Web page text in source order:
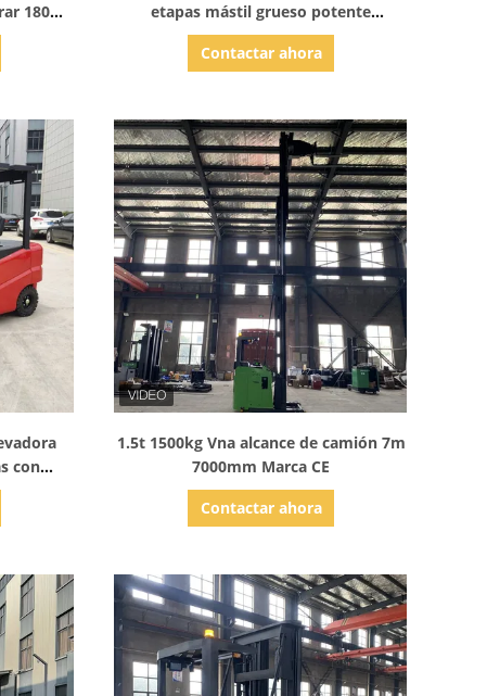
180
etapas mástil grueso potente
duradero cargador lateral opcional
Contactar ahora
con
litio
1.5t 1500kg Vna alcance de camión 7m
7000mm Marca CE
Contactar ahora